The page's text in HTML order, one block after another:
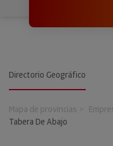
Directorio Geográfico
Mapa de provincias
Tabera De Abajo